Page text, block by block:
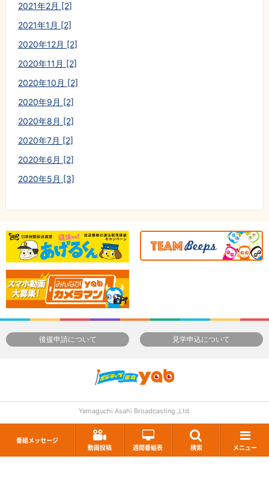
番組メッセージ
動画投稿
週間番組表 検索 メニュー
2021年2月 [2]
2021年1月 [2]
2020年12月 [2]
2020年11月 [2]
2020年10月 [2]
2020年9月 [2]
2020年8月 [2]
2020年7月 [2]
2020年6月 [2]
2020年5月 [3]
後援申請について 見学申込について
Yamaguchi Asahi Broadcasting.,Ltd.